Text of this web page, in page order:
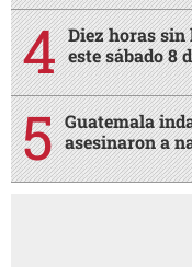
Diez horas sin
este sábado 8
Guatemala
asesinaron a